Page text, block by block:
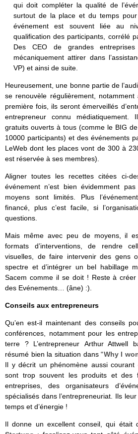
qui doit compléter la qualité de
surtout de la place et du temps
événement est souvent liée au
qualification des participants, corrélé
Des CEO de grandes
mécaniquement attirer dans
VP) et ainsi de suite.
Heureusement, une bonne partie de
se renouvèle régulièrement,
première fois, ils seront émerveillés
entrepreneur connu
gratuits ouverts à tous (comme le BIG
10000 participants) et des événements
LeWeb dont les places vont de 300 à
est réservée à ses membres).
Aligner toutes les recettes citées ci-
événement n’est bien évidemment
moyens sont limités. Plus
financé, plus c’est facile, si
questions.
Mais même avec peu de moyens, il
formats d’interventions, de rendre
visuelles, de faire intervenir des gens
spectre et d’intégrer un bel habillage
Sacem comme il se doit ! Reste à
des Evénements… (âne) :).
Conseils aux entrepreneurs
Qu’en est-il maintenant des conseils
conférences, notamment pour les
terre ? L’entrepreneur Arthur Attwell
résumé bien la situation dans “Why I
Il y décrit un phénomène aussi
sont trop souvent les produits et des
entreprises, des organisateurs
spécialisés dans l’entrepreneuriat. Ils
temps et d’énergie !
Il donne un excellent conseil, qui était